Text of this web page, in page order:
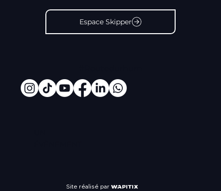
Espace Skipper
Site réalisé par